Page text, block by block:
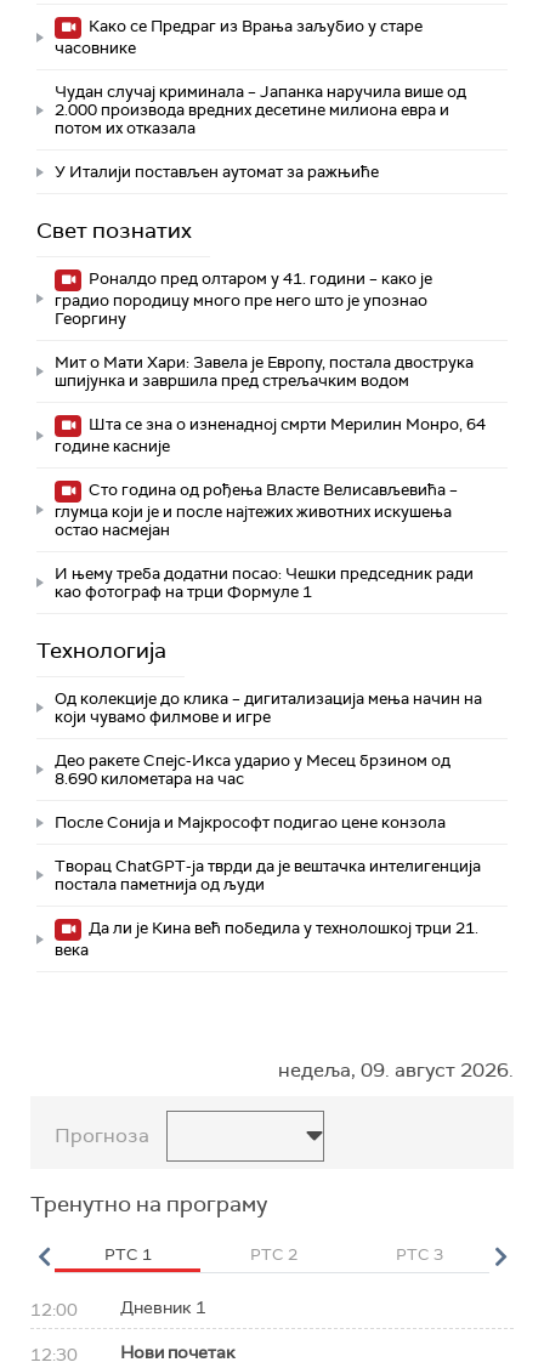
Како се Предраг из Врања заљубио у старе
часовнике
Чудан случај криминала – Јапанка наручила више од
2.000 производа вредних десетине милиона евра и
потом их отказала
У Италији постављен аутомат за ражњиће
Свет познатих
Роналдо пред олтаром у 41. години – како је
градио породицу много пре него што је упознао
Георгину
Мит о Мати Хари: Завела је Европу, постала двострука
шпијунка и завршила пред стрељачким водом
Шта се зна о изненадној смрти Мерилин Монро, 64
године касније
Сто година од рођења Власте Велисављевића –
глумца који је и после најтежих животних искушења
остао насмејан
И њему треба додатни посао: Чешки председник ради
као фотограф на трци Формуле 1
Технологијa
Од колекције до клика – дигитализација мења начин на
који чувамо филмове и игре
Део ракете Спејс-Икса ударио у Месец брзином од
8.690 километара на час
После Сонија и Мајкрософт подигао цене конзола
Творац ChatGPT-ја тврди да је вештачка интелигенција
постала паметнија од људи
Да ли је Кина већ победила у технолошкој трци 21.
века
недеља, 09. август 2026.
Прогноза
Тренутно на програму
РТС 1 РТС 2 РТС 3
12:00 Дневник 1
12:30 Нови почетак